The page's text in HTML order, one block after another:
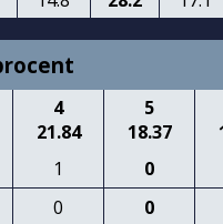
4
21.84
5
18.37
1
0
0
0